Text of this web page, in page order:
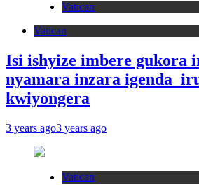
Vatican
Vatican
Isi ishyize imbere gukora
nyamara inzara igenda
kwiyongera
3 years ago3 years ago
Vatican